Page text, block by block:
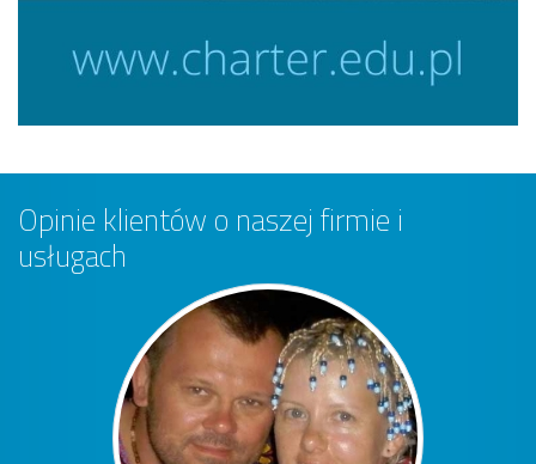
Opinie klientów o naszej firmie i
usługach